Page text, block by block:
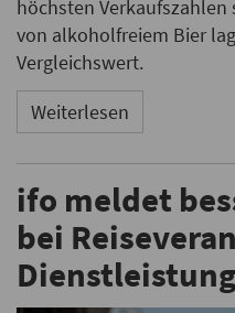
höchsten Verkaufszahlen
von alkoholfreiem Bier
Vergleichswert.
Weiterlesen
ifo meldet
bei